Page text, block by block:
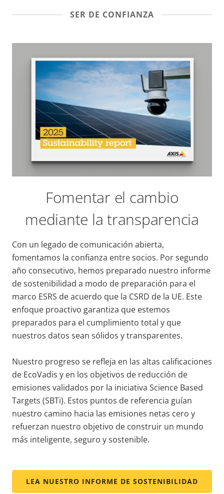
SER DE CONFIANZA
Fomentar el cambio
mediante la transparencia
Con un legado de comunicación abierta,
fomentamos la confianza entre socios. Por segundo
año consecutivo, hemos preparado nuestro informe
de sostenibilidad a modo de preparación para el
marco ESRS de acuerdo que la CSRD de la UE. Este
enfoque proactivo garantiza que estemos
preparados para el cumplimiento total y que
nuestros datos sean sólidos y transparentes.
Nuestro progreso se refleja en las altas calificaciones
de EcoVadis y en los objetivos de reducción de
emisiones validados por la iniciativa Science Based
Targets (SBTi). Estos puntos de referencia guían
nuestro camino hacia las emisiones netas cero y
refuerzan nuestro objetivo de construir un mundo
más inteligente, seguro y sostenible.
LEA NUESTRO INFORME DE SOSTENIBILIDAD